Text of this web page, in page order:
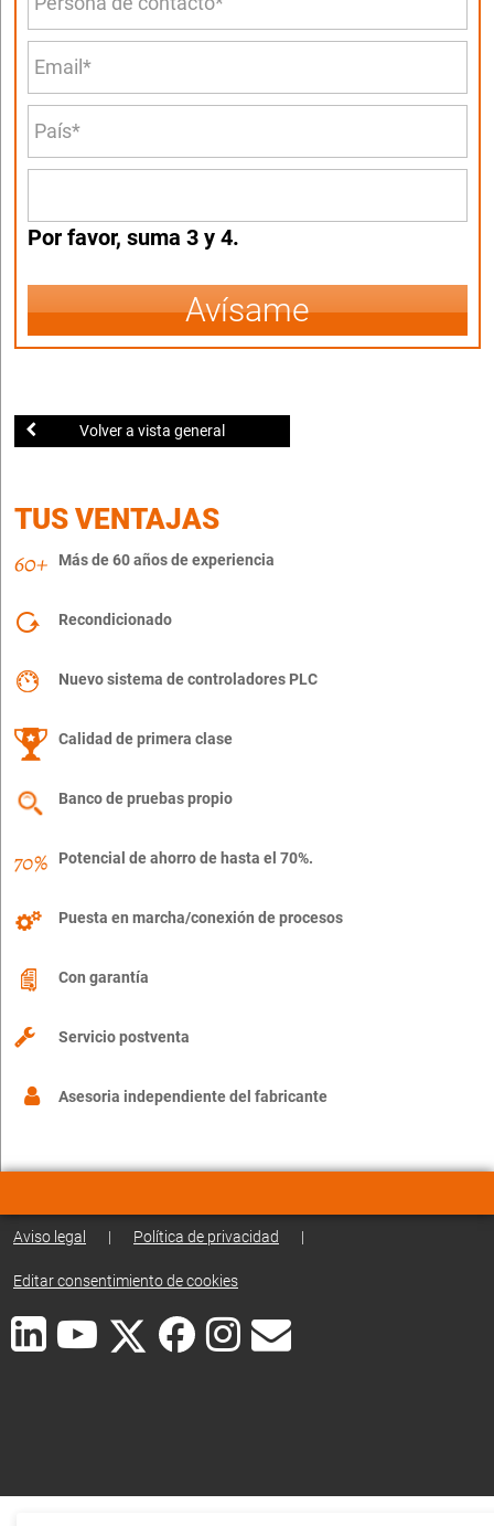
Por favor, suma 3 y 4.
Avísame
Volver a vista general
TUS VENTAJAS
Más de 60 años de experiencia
Recondicionado
Nuevo sistema de controladores PLC
Calidad de primera clase
Banco de pruebas propio
Potencial de ahorro de hasta el 70%.
Puesta en marcha/conexión de procesos
Con garantía
Servicio postventa
Asesoria independiente del fabricante
Aviso legal | Política de privacidad |
Editar consentimiento de cookies